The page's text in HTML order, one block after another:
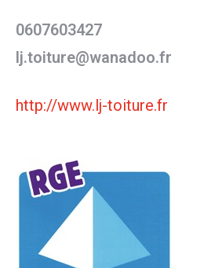
0607603427
lj.toiture@wanadoo.fr
http://www.lj-toiture.fr